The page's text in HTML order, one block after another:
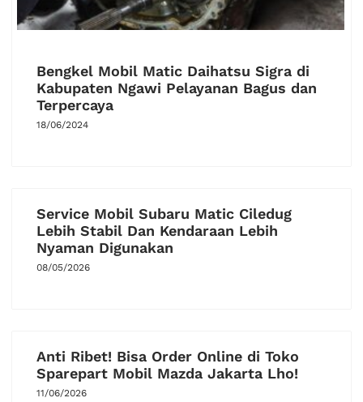
Bengkel Mobil Matic Daihatsu Sigra di
Kabupaten Ngawi Pelayanan Bagus dan
Terpercaya
18/06/2024
Service Mobil Subaru Matic Ciledug
Lebih Stabil Dan Kendaraan Lebih
Nyaman Digunakan
08/05/2026
Anti Ribet! Bisa Order Online di Toko
Sparepart Mobil Mazda Jakarta Lho!
11/06/2026